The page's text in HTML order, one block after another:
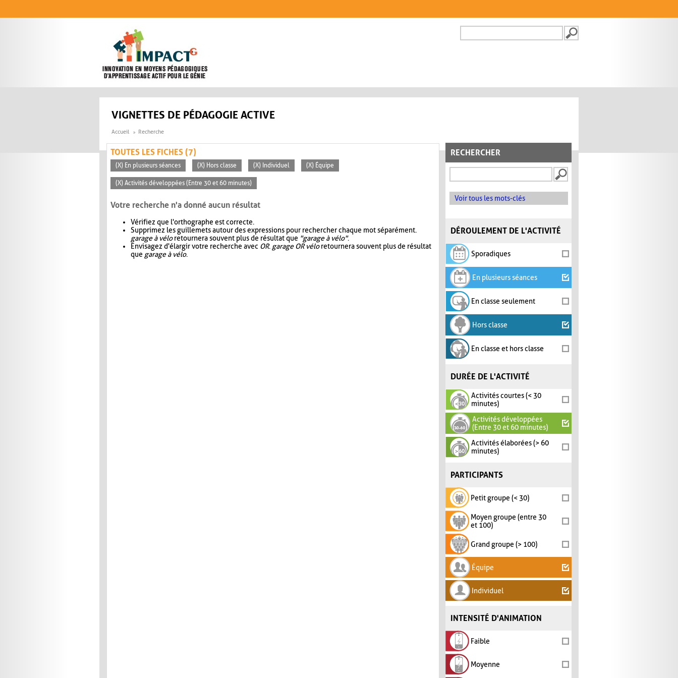
FORMULAIRE DE
VIGNETTES DE PÉDAGOGIE ACTIVE
Accueil Recherche
RECHERCHER
Voir tous les mots-clés
DÉROULEMENT DE L'ACTIVITÉ
Sporadiques
En plusieurs séances
En classe seulement
Hors classe
En classe et hors classe
DURÉE DE L'ACTIVITÉ
Activités courtes (< 30
minutes)
Activités développées
(Entre 30 et 60 minutes)
Activités élaborées (> 60
minutes)
PARTICIPANTS
Petit groupe (< 30)
Moyen groupe (entre 30
et 100)
Grand groupe (> 100)
Équipe
Individuel
INTENSITÉ D'ANIMATION
Faible
Moyenne
TOUTES LES FICHES (7)
(X) En plusieurs séances (X) Hors classe (X) Individuel (X) Équipe
(X) Activités développées (Entre 30 et 60 minutes)
Votre recherche n'a donné aucun résultat
Vérifiez que l'orthographe est correcte.
Supprimez les guillemets autour des expressions pour rechercher chaque mot séparément.
garage à véloretournera souvent plus de résultat que "garage à vélo".
Envisagez d'élargir votre recherche avec OR. garage OR véloretournera souvent plus de résultat
que garage à vélo.